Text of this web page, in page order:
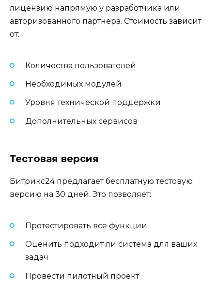
лицензию напрямую у разработчика или
авторизованного партнера. Стоимость зависит
от:
Количества пользователей
Необходимых модулей
Уровня технической поддержки
Дополнительных сервисов
Тестовая версия
Битрикс24 предлагает бесплатную тестовую
версию на 30 дней. Это позволяет:
Протестировать все функции
Оценить подходит ли система для ваших
задач
Провести пилотный проект